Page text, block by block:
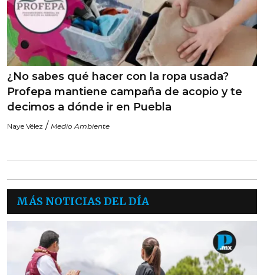
¿No sabes qué hacer con la ropa usada?
Profepa mantiene campaña de acopio y te
decimos a dónde ir en Puebla
Naye Vélez / Medio Ambiente
MÁS NOTICIAS DEL DÍA